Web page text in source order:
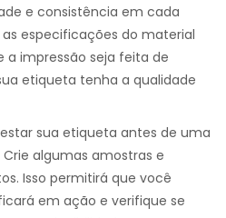
e consistência em cada
especificações do material
a impressão seja feita de
etiqueta tenha a qualidade
sua etiqueta antes de uma
algumas amostras e
Isso permitirá que você
em ação e verifique se